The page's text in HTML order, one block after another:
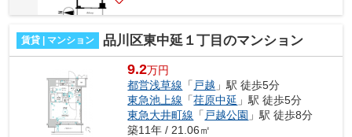
賃貸 | マンション 品川区東中延１丁目のマンション
9.2万円
都営浅草線 「 戸越 」駅 徒歩5分
東急池上線 「荏原中延 」駅 徒歩5分
東急大井町線 「 戸越公園 」駅 徒歩8分
築11年 / 21.06㎡